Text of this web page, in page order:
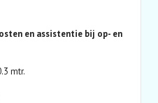
en assistentie bij op- en
mtr.